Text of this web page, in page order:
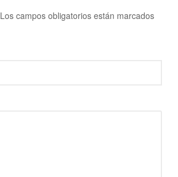
Los campos obligatorios están marcados